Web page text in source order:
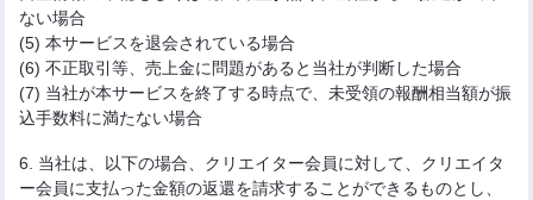
ない場合
(5) 本サービスを退会されている場合
(6) 不正取引等、売上金に問題があると当社が判断した場合
(7) 当社が本サービスを終了する時点で、未受領の報酬相当額が振
込手数料に満たない場合
6. 当社は、以下の場合、クリエイター会員に対して、クリエイタ
ー会員に支払った金額の返還を請求することができるものとし、